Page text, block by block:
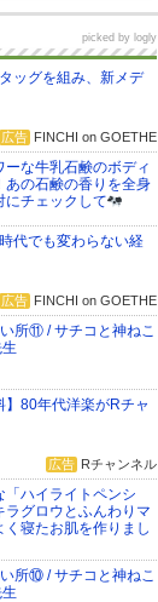
ッグを組み、新メデ
広告FINCHI on GOETHE
ーな牛乳石鹸のボディ
あの石鹸の香りを全身
にチェックして
代でも変わらない経
広告FINCHI on GOETHE
所⑪ / サチコと神ねこ
】80年代洋楽がRチャ
広告Rチャンネル
ハイライトペンシ
ラグロウとふんわりマ
く寝たお肌を作りまし
所⑩ / サチコと神ねこ
picked by logly